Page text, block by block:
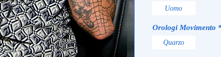
Uomo
Orologi Movimento
Quarzo